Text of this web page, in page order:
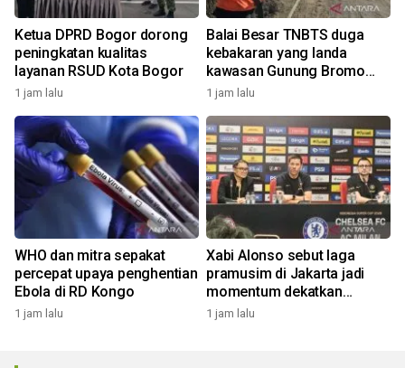
Ketua DPRD Bogor dorong
peningkatan kualitas
layanan RSUD Kota Bogor
1 jam lalu
Balai Besar TNBTS duga
kebakaran yang landa
kawasan Gunung Bromo
karena aktivitas manusia
1 jam lalu
WHO dan mitra sepakat
percepat upaya penghentian
Ebola di RD Kongo
1 jam lalu
Xabi Alonso sebut laga
pramusim di Jakarta jadi
momentum dekatkan
Chelsea dengan penggemar
1 jam lalu